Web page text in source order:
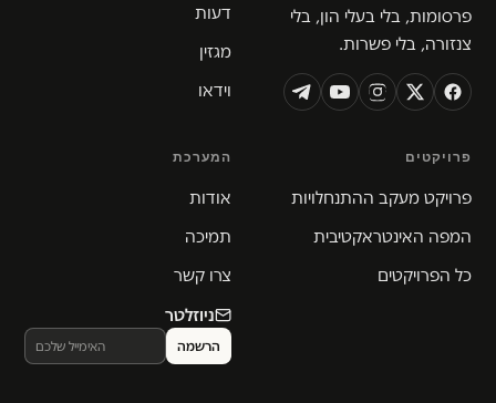
פרסומות, בלי בעלי הון, בלי
צנזורה, בלי פשרות.
דעות
מגזין
וידאו
פרויקטים
פרויקט מעקב ההתנחלויות
המפה האינטראקטיבית
כל הפרויקטים
המערכת
אודות
תמיכה
צרו קשר
ניוזלטר